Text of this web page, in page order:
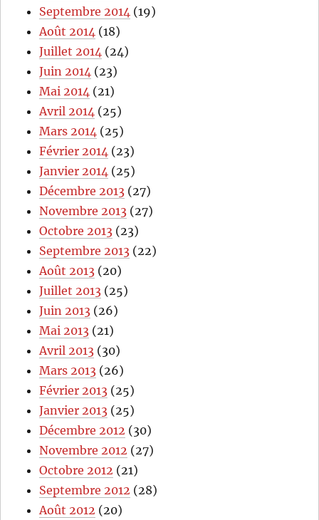
Septembre 2014 (19)
Août 2014 (18)
Juillet 2014 (24)
Juin 2014 (23)
Mai 2014 (21)
Avril 2014 (25)
Mars 2014 (25)
Février 2014 (23)
Janvier 2014 (25)
Décembre 2013 (27)
Novembre 2013 (27)
Octobre 2013 (23)
Septembre 2013 (22)
Août 2013 (20)
Juillet 2013 (25)
Juin 2013 (26)
Mai 2013 (21)
Avril 2013 (30)
Mars 2013 (26)
Février 2013 (25)
Janvier 2013 (25)
Décembre 2012 (30)
Novembre 2012 (27)
Octobre 2012 (21)
Septembre 2012 (28)
Août 2012 (20)